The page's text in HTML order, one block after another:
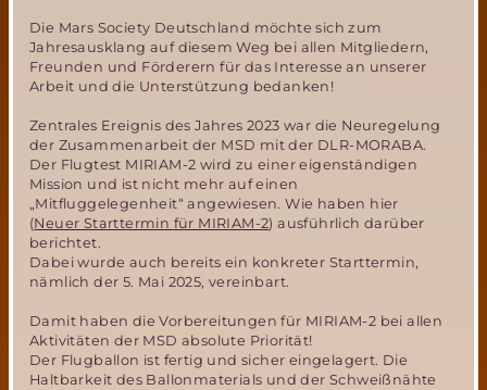
Die Mars Society Deutschland möchte sich zum
Jahresausklang auf diesem Weg bei allen Mitgliedern,
Freunden und Förderern für das Interesse an unserer
Arbeit und die Unterstützung bedanken!
Zentrales Ereignis des Jahres 2023 war die Neuregelung
der Zusammenarbeit der MSD mit der DLR-MORABA.
Der Flugtest MIRIAM-2 wird zu einer eigenständigen
Mission und ist nicht mehr auf einen
„Mitfluggelegenheit“ angewiesen. Wie haben hier
(Neuer Starttermin für MIRIAM-2) ausführlich darüber
berichtet.
Dabei wurde auch bereits ein konkreter Starttermin,
nämlich der 5. Mai 2025, vereinbart.
Damit haben die Vorbereitungen für MIRIAM-2 bei allen
Aktivitäten der MSD absolute Priorität!
Der Flugballon ist fertig und sicher eingelagert. Die
Haltbarkeit des Ballonmaterials und der Schweißnähte